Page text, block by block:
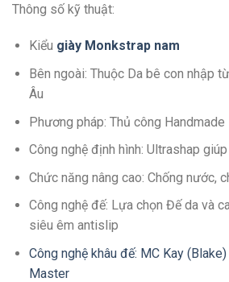
Thông số kỹ thuật:
Kiểu giày Monkstrap nam
Bên ngoài: Thuộc Da bê con nhập
Âu
Phương pháp: Thủ công Handmade
Công nghệ định hình: Ultrashap
Chức năng nâng cao: Chống nước,
Công nghệ đế: Lựa chọn Đế da và
siêu êm antislip
Công nghệ khâu đế: MC Kay
Master